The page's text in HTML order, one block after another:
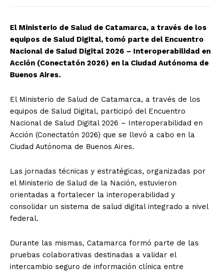
El Ministerio de Salud de Catamarca, a través de los
equipos de Salud Digital, tomó parte del Encuentro
Nacional de Salud Digital 2026 – Interoperabilidad en
Acción (Conectatón 2026) en la Ciudad Autónoma de
Buenos Aires.
El Ministerio de Salud de Catamarca, a través de los
equipos de Salud Digital, participó del Encuentro
Nacional de Salud Digital 2026 – Interoperabilidad en
Acción (Conectatón 2026) que se llevó a cabo en la
Ciudad Autónoma de Buenos Aires.
Las jornadas técnicas y estratégicas, organizadas por
el Ministerio de Salud de la Nación, estuvieron
orientadas a fortalecer la interoperabilidad y
consolidar un sistema de salud digital integrado a nivel
federal.
Durante las mismas, Catamarca formó parte de las
pruebas colaborativas destinadas a validar el
intercambio seguro de información clínica entre